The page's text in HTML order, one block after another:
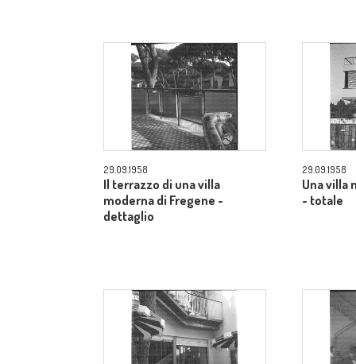
29.09.1958
Il terrazzo di una villa
moderna di Fregene -
dettaglio
29.09.1958
Una villa
- totale